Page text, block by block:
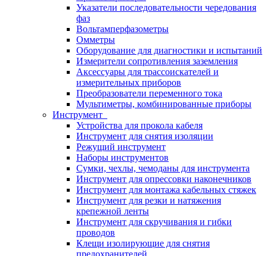
Указатели последовательности чередования
фаз
Вольтамперфазометры
Омметры
Оборудование для диагностики и испытаний
Измерители сопротивления заземления
Аксессуары для трассоискателей и
измерительных приборов
Преобразователи переменного тока
Мультиметры, комбинированные приборы
Инструмент
Устройства для прокола кабеля
Инструмент для снятия изоляции
Режущий инструмент
Наборы инструментов
Сумки, чехлы, чемоданы для инструмента
Инструмент для опрессовки наконечников
Инструмент для монтажа кабельных стяжек
Инструмент для резки и натяжения
крепежной ленты
Инструмент для скручивания и гибки
проводов
Клещи изолирующие для снятия
предохранителей